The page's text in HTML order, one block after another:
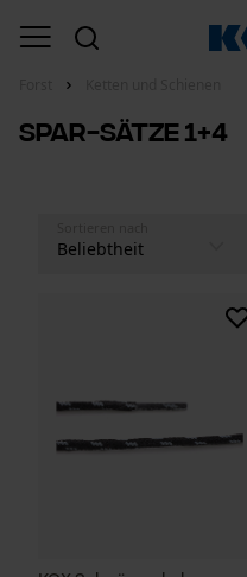
Spar-Sätze 1+4